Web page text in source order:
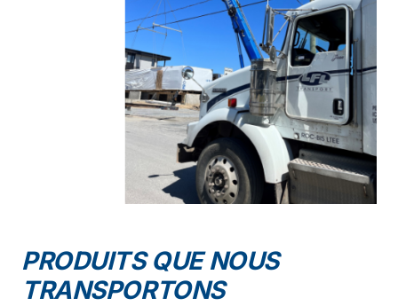
PRODUITS QUE NOUS
TRANSPORTONS